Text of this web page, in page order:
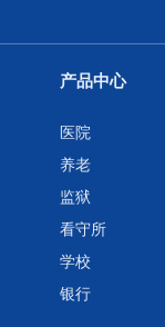
产品中心
医院
养老
监狱
看守所
学校
银行